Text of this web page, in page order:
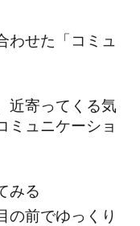
わせた「コミュ
近寄ってくる気
ミュニケーショ
みる
の前でゆっくり